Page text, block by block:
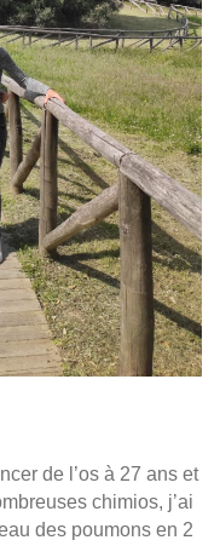
de l’os à 27 ans et
chimios, j’ai
des poumons en 2